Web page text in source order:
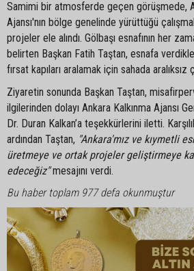
Samimi bir atmosferde geçen görüşmede,
Ajansı'nın bölge genelinde yürüttüğü
projeler ele alındı. Gölbaşı esnafının her
belirten Başkan Fatih Taştan, esnafa
fırsat kapıları aralamak için sahada aralıksız
Ziyaretin sonunda Başkan Taştan,
ilgilerinden dolayı Ankara Kalkınma Ajansı
Dr. Duran Kalkan’a teşekkürlerini iletti.
ardından Taştan, "Ankara'mız ve kıymetli
üretmeye ve ortak projeler geliştirmeye
edeceğiz"mesajını verdi.
Bu haber toplam 977 defa okunmuştur